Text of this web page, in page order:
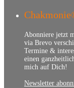
Abonniere jetzt
via Brevo
Termine &
einen
mich auf Dich!
Newsletter